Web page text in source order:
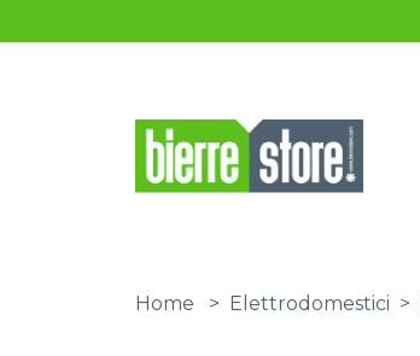
Home > Elettrodomestici >